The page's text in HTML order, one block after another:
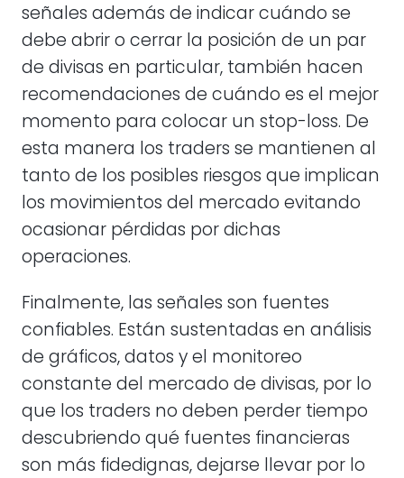
señales además de indicar cuándo se
debe abrir o cerrar la posición de un par
de divisas en particular, también hacen
recomendaciones de cuándo es el mejor
momento para colocar un stop-loss. De
esta manera los traders se mantienen al
tanto de los posibles riesgos que implican
los movimientos del mercado evitando
ocasionar pérdidas por dichas
operaciones.
Finalmente, las señales son fuentes
confiables. Están sustentadas en análisis
de gráficos, datos y el monitoreo
constante del mercado de divisas, por lo
que los traders no deben perder tiempo
descubriendo qué fuentes financieras
son más fidedignas, dejarse llevar por lo